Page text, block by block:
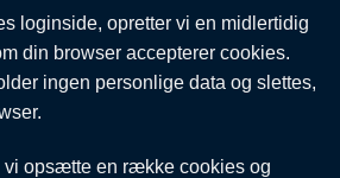
loginside, opretter vi en midlertidig
din browser accepterer cookies.
ingen personlige data og slettes,
vi opsætte en række cookies og